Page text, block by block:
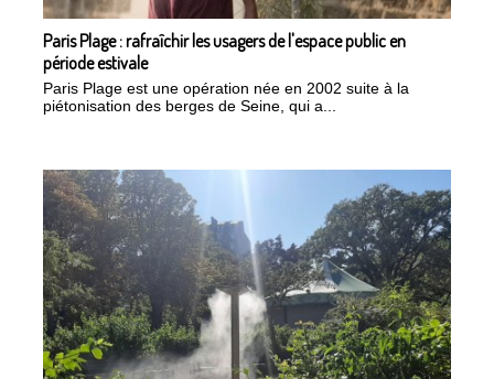
Paris Plage : rafraîchir les usagers de l'espace public en
période estivale
Paris Plage est une opération née en 2002 suite à la
piétonisation des berges de Seine, qui a...